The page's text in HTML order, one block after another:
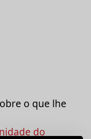
o que lhe
do